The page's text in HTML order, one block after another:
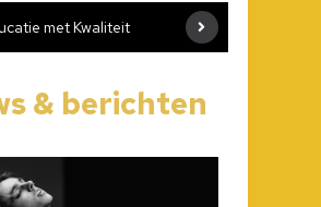
met Kwaliteit
& berichten